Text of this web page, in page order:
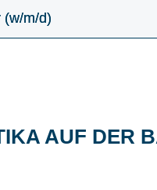
(w/m/d)
AUF DER